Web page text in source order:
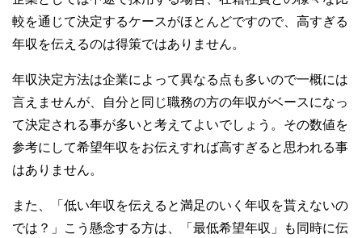
較を通じて決定するケースがほとんどですので、高すぎる
年収を伝えるのは得策ではありません。
年収決定方法は企業によって異なる点も多いので一概には
言えませんが、自分と同じ職務の方の年収がベースになっ
て決定される事が多いと考えてよいでしょう。その数値を
参考にして希望年収をお伝えすれば高すぎると思われる事
はありません。
また、「低い年収を伝えると満足のいく年収を貰えないの
では？」こう懸念する方は、「最低希望年収」も同時に伝